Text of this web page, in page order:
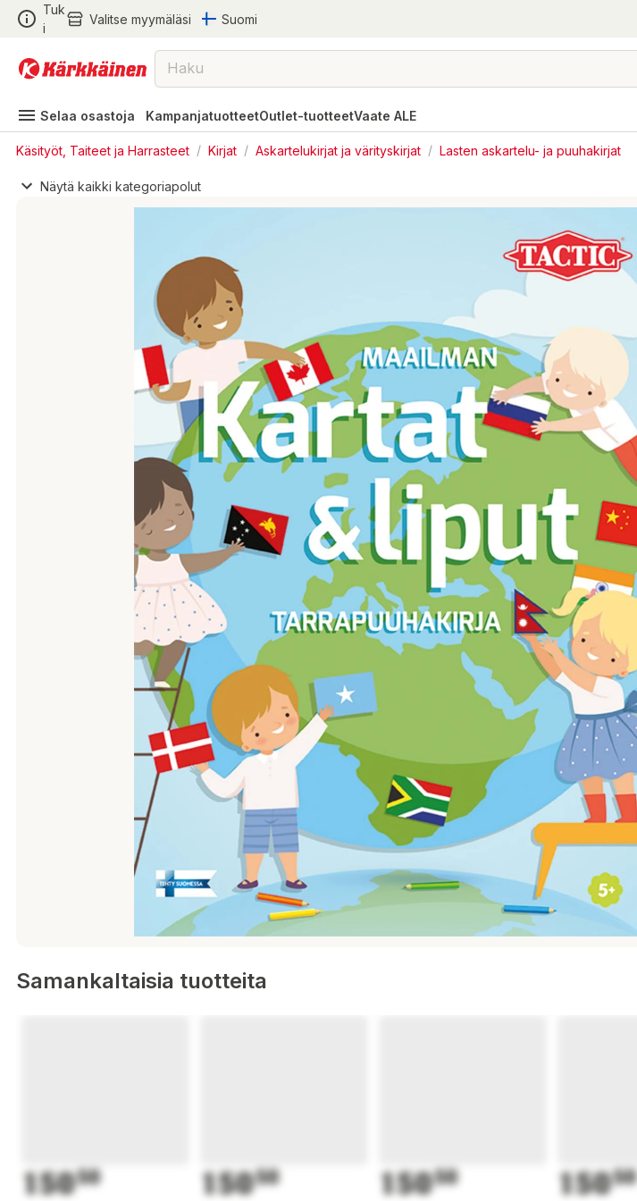
Tuk
i
Valitse myymäläsi Suomi
Selaa osastoja KampanjatuotteetOutlet-tuotteetVaate ALE
Käsityöt, Taiteet ja Harrasteet / Kirjat / Askartelukirjat ja värityskirjat / Lasten askartelu- ja puuhakirjat
Näytä kaikki kategoriapolut
Samankaltaisia tuotteita
15050 15050 15050 15050